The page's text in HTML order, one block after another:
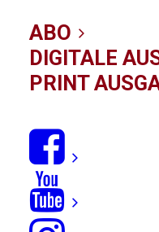
ABO
DIGITALE
PRINT
Verde zu
02/04/2024 | INNEWS |
Völlig
ROBINSON – das